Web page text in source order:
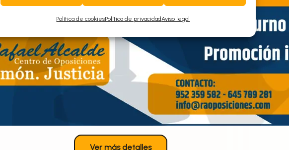
Política de cookiesPolítica de privacidadAviso legal
info@raoposiciones.com
Avenida de las Américas N 3, Edificio América;
bloque 1, 4ª planta Oficina C4 CP 29006
(Código de Portero 1019)
Síguenos en nuestras redes sociales
Ver más detalles